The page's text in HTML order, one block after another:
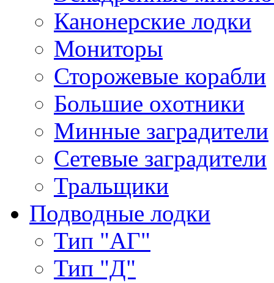
Канонерские лодки
Мониторы
Сторожевые корабли
Большие охотники
Минные заградители
Сетевые заградители
Тральщики
Подводные лодки
Тип "АГ"
Тип "Д"